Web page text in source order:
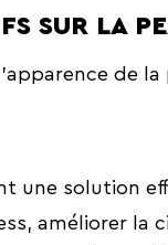
SUR LA
de
une solution
améliorer la